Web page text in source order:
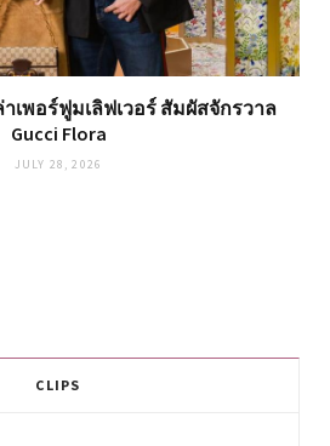
เพอร์ฟูมเลิฟเวอร์ สัมผัสจักรวาล
Gucci Flora
JULY 28, 2026
CLIPS